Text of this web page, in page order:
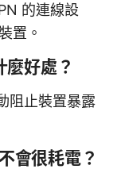
的連線設
置。
好處？
阻止裝置暴露
會很耗電？